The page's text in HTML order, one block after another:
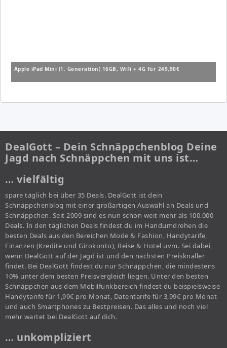
Apple iPad Mini (1. Generation) 16GB, WiFi + 4G für 249,90€
DealGott – Dein Schnäppchenblog Deine
Jagd nach Schnäppchen mit uns ist…
… vielfältig
spare täglich bei über 35 Deals. DealGott ist dein
Schnäppchenblog mit einer großartigen Auswahl an Deals und
Schnäppchen. Seit 2009 sind es nun schon weit mehr als 100.000
Deals. In den täglichen Deals findest du im Handumdrehen die
besten Deals aus den Bereichen Mode & Fashion, Handytarife,
Finanzen (Kredite und Girokonto), Reise & Hotel uvm. Sei dabei,
wenn DealGott auf der Jagd ist und den nächsten Preisknaller
findet. Bei DealGott findest du nur Schnäppchen, die mindestens
10% unter dem besten Preisvergleich liegen. Unter den besten
Schnäppchen aus dem Mobilfunkbereich findest du beispielsweise
Handytarife für 1,99€ pro Monat, Datentarife für 3,99€ pro Monat
und auch Smartphones zu Bestpreisen. Das alles und noch viel
mehr wartet bei DealGott auf dich.
… unkompliziert